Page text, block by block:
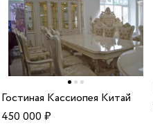
Гостиная Кассиопея Китай
450 000₽